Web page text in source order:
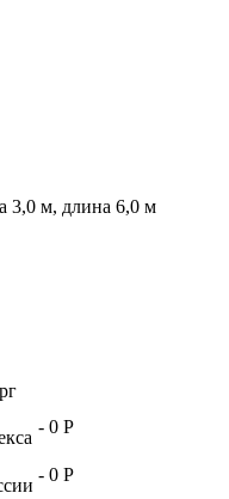
3,0 м, длина 6,0 м
- 0 Р
- 0 Р